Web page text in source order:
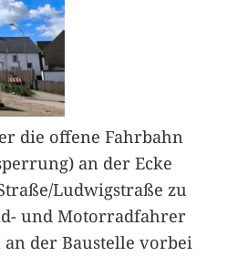
die offene Fahrbahn
an der Ecke
Ludwigstraße zu
und Motorradfahrer
der Baustelle vorbei